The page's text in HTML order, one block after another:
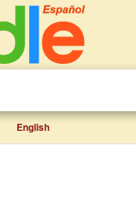
English